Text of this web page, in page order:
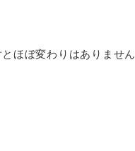
ほぼ変わりはありません